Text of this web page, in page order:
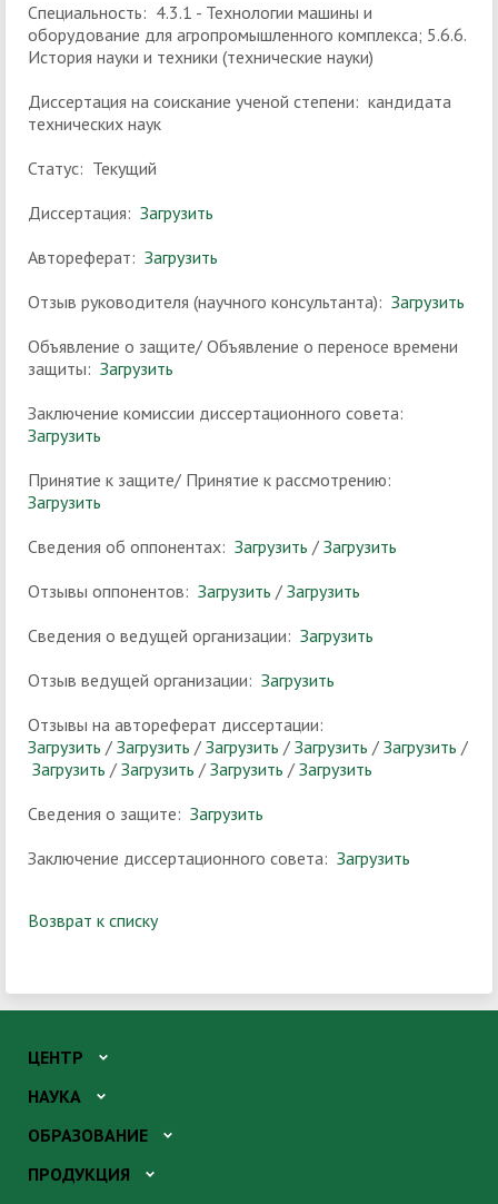
Специальность: 4.3.1 - Технологии машины и
оборудование для агропромышленного комплекса; 5.6.6.
История науки и техники (технические науки)
Диссертация на соискание ученой степени: кандидата
технических наук
Статус: Текущий
Диссертация: Загрузить
Автореферат: Загрузить
Отзыв руководителя (научного консультанта): Загрузить
Объявление о защите/ Объявление о переносе времени
защиты: Загрузить
Заключение комиссии диссертационного совета:
Загрузить
Принятие к защите/ Принятие к рассмотрению:
Загрузить
Сведения об оппонентах: Загрузить / Загрузить
Отзывы оппонентов: Загрузить / Загрузить
Сведения о ведущей организации: Загрузить
Отзыв ведущей организации: Загрузить
Отзывы на автореферат диссертации:
Загрузить / Загрузить / Загрузить / Загрузить / Загрузить /
Загрузить / Загрузить / Загрузить / Загрузить
Сведения о защите: Загрузить
Заключение диссертационного совета: Загрузить
Возврат к списку
ЦЕНТР
НАУКА
ОБРАЗОВАНИЕ
ПРОДУКЦИЯ